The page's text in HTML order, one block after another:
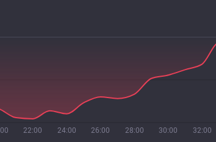
22:00 24:00 26:00 28:00 30:00 32:00